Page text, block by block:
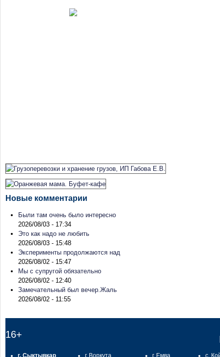
Новые комментарии
Были там очень было интересно
2026/08/03 - 17:34
Это как надо не любить
2026/08/03 - 15:48
Эксперименты продолжаются над
2026/08/02 - 15:47
Мы с супругой обязательно
2026/08/02 - 12:40
Замечательный был вечер.Жаль
2026/08/02 - 11:55
16+